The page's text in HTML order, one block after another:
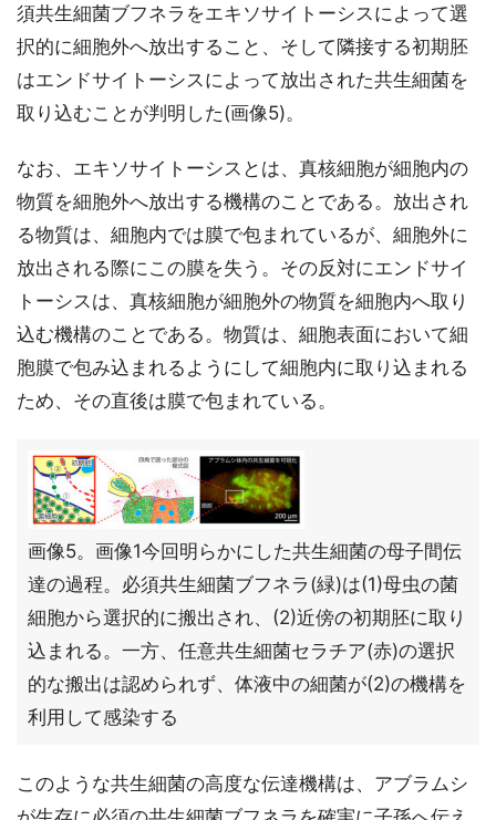
須共生細菌ブフネラをエキソサイトーシスによって選
択的に細胞外へ放出すること、そして隣接する初期胚
はエンドサイトーシスによって放出された共生細菌を
取り込むことが判明した(画像5)。
なお、エキソサイトーシスとは、真核細胞が細胞内の
物質を細胞外へ放出する機構のことである。放出され
る物質は、細胞内では膜で包まれているが、細胞外に
放出される際にこの膜を失う。その反対にエンドサイ
トーシスは、真核細胞が細胞外の物質を細胞内へ取り
込む機構のことである。物質は、細胞表面において細
胞膜で包み込まれるようにして細胞内に取り込まれる
ため、その直後は膜で包まれている。
画像5。画像1今回明らかにした共生細菌の母子間伝
達の過程。必須共生細菌ブフネラ(緑)は(1)母虫の菌
細胞から選択的に搬出され、(2)近傍の初期胚に取り
込まれる。一方、任意共生細菌セラチア(赤)の選択
的な搬出は認められず、体液中の細菌が(2)の機構を
利用して感染する
このような共生細菌の高度な伝達機構は、アブラムシ